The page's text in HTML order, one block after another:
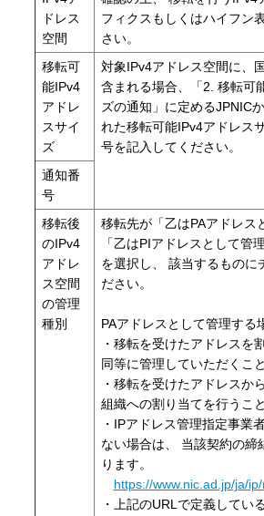
ドレス
空間
フィクスもしくはハイフン
さい。
移転可
能IPv4
アドレ
スサイ
ズ
対象IPv4アドレス空間に、
含まれる場合、「2. 移転可
ズの通知」に定めるJPNIC
れた移転可能IPv4アドレス
号を記入してください。
通知番
号
移転後
のIPv4
アドレ
ス空間
の管理
種別
移転先が「乙はPAアドレス
「乙はPIアドレスとして管
を選択し、 該当するものに
ださい。
PAアドレスとして管理する
・移転を受けたアドレスを
同等に管理していただくこ
・移転を受けたアドレスか
組織への割り当てを行うこ
・IPアドレス管理指定事業
ない場合は、 当該契約の締
ります。
https://www.nic.ad.jp/ja/
・上記のURLで定義してい